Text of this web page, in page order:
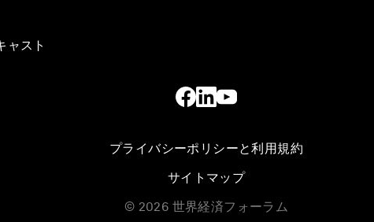
ャスト
プライバシーポリシーと利用規約
サイトマップ
© 2026 世界経済フォーラム